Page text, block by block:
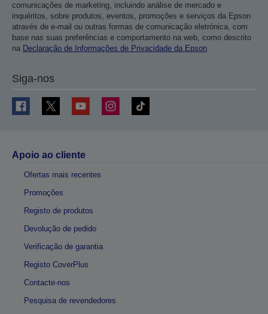
comunicações de marketing, incluindo análise de mercado e
inquéritos, sobre produtos, eventos, promoções e serviços da Epson
através de e-mail ou outras formas de comunicação eletrónica, com
base nas suas preferências e comportamento na web, como descrito
na Declaração de Informações de Privacidade da Epson.
Siga-nos
Apoio ao cliente
Ofertas mais recentes
Promoções
Registo de produtos
Devolução de pedido
Verificação de garantia
Registo CoverPlus
Contacte-nos
Pesquisa de revendedores